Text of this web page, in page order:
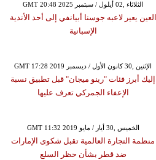
GMT 20:48 2025 الثلاثاء ,02 أيلول / سبتمبر
العين يعير لاعبه جوسنا أبيانفي إلى أحد الأندية
الإسبانية
GMT 17:28 2019 الإثنين ,30 كانون الأول / ديسمبر
إليك أبرز فئات "رينو ميجان" قبل تطبيق نسبة
الإعفاء الجمركي تعرف عليها
GMT 11:32 2019 الخميس ,30 أيار / مايو
منظمة التجارة العالمية تقبل شكوى الإمارات
ضد قطر بشأن حظر السلع